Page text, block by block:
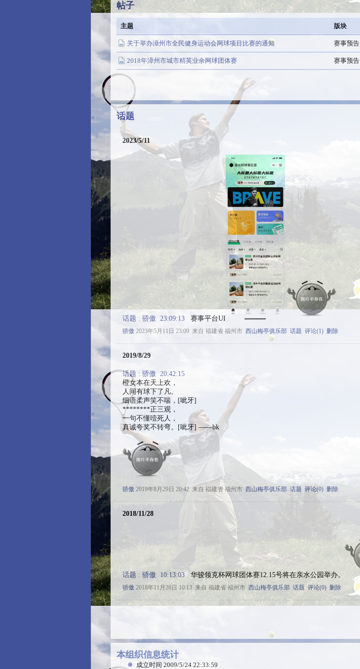
帖子
主题 版块
关于举办漳州市全民健身运动会网球项目比赛的通知 赛事预告
2018年漳州市城市精英业余网球团体赛 赛事预告
话题
2023/5/11
话题 : 骄傲 23:09:13 赛事平台UI
骄傲 2023年5月11日 23:09 来自 福建省 福州市 西山梅亭俱乐部 话题 评论(1) 删除
2019/8/29
话题 : 骄傲 20:42:15
橙女本在天上欢，
人间有球下了凡。
细语柔声笑不喘，[呲牙]
********正三观，
一句不懂噎死人，
真诚夸奖不转弯。[呲牙] ——bk
骄傲 2019年8月29日 20:42 来自 福建省 福州市 西山梅亭俱乐部 话题 评论(0) 删除
2018/11/28
话题 : 骄傲 10:13:03 华骏领克杯网球团体赛12.15号将在亲水公园举办。
骄傲 2018年11月28日 10:13 来自 福建省 福州市 西山梅亭俱乐部 话题 评论(0) 删除
本组织信息统计
成立时间 2009/5/24 22:33:59